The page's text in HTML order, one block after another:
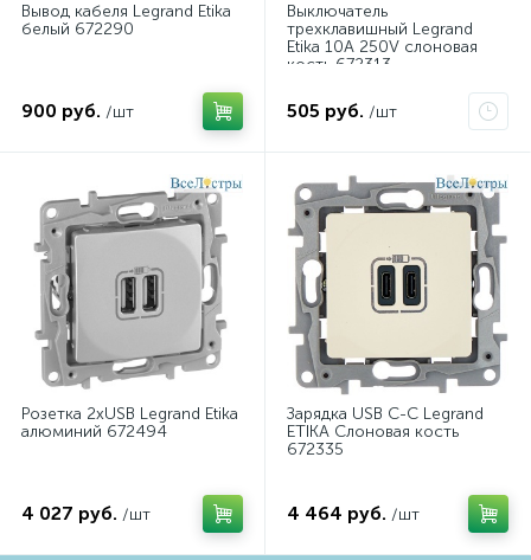
Вывод кабеля Legrand Etika
белый 672290
900 руб. /шт
Выключатель
трехклавишный Legrand
Etika 10A 250V слоновая
кость 672313
505 руб. /шт
Розетка 2хUSB Legrand Etika
алюминий 672494
4 027 руб. /шт
Зарядка USB C-C Legrand
ETIKA Слоновая кость
672335
4 464 руб. /шт